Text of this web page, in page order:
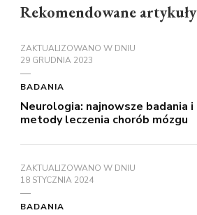
Rekomendowane artykuły
ZAKTUALIZOWANO W DNIU
29 GRUDNIA 2023
BADANIA
Neurologia: najnowsze badania i
metody leczenia chorób mózgu
ZAKTUALIZOWANO W DNIU
18 STYCZNIA 2024
BADANIA